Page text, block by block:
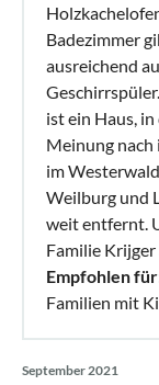
Badezimmer
ausreichend
ist ein Haus,
Meinung nach
im
Weilburg und
weit entfernt.
Familie Krijger
Empfohlen für
Familien mit
September 2021